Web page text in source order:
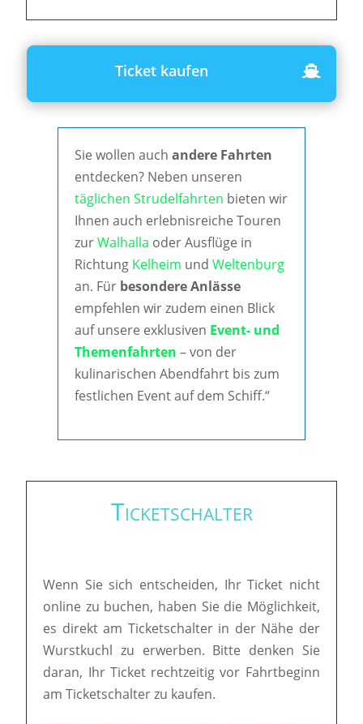
Ticket kaufen
Sie wollen auch andere Fahrten
entdecken? Neben unseren
täglichen Strudelfahrten bieten wir
Ihnen auch erlebnisreiche Touren
zurWalhalla oder Ausflüge in
Richtung Kelheim und Weltenburg
an. Für besondere Anlässe
empfehlen wir zudem einen Blick
auf unsere exklusiven Event- und
Themenfahrten – von der
kulinarischen Abendfahrt bis zum
festlichen Event auf dem Schiff.“
Ticketschalter
Wenn Sie sich entscheiden, Ihr Ticket nicht
online zu buchen, haben Sie die Möglichkeit,
es direkt am Ticketschalter in der Nähe der
Wurstkuchl zu erwerben. Bitte denken Sie
daran, Ihr Ticket rechtzeitig vor Fahrtbeginn
am Ticketschalter zu kaufen.